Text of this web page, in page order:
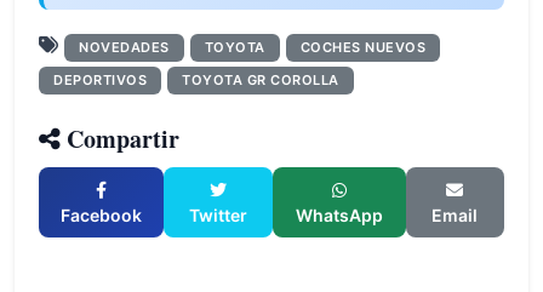
NOVEDADES TOYOTA
COCHES NUEVOS
DEPORTIVOS
TOYOTA GR COROLLA
Compartir
Facebook Twitter WhatsApp Email